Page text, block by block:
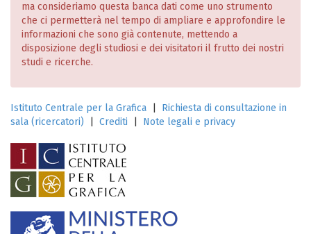
ma consideriamo questa banca dati come uno strumento
che ci permetterà nel tempo di ampliare e approfondire le
informazioni che sono già contenute, mettendo a
disposizione degli studiosi e dei visitatori il frutto dei nostri
studi e ricerche.
Istituto Centrale per la Grafica
Richiesta di consultazione in
sala (ricercatori)
Crediti Note legali e privacy